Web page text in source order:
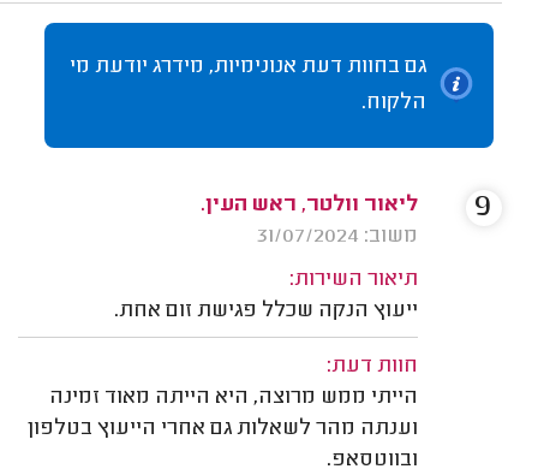
גם בחוות דעת אנונימיות, מידרג יודעת מי
הלקוח.
ליאור וולטר, ראש העין.
משוב: 31/07/2024
תיאור השירות:
ייעוץ הנקה שכלל פגישת זום אחת.
חוות דעת:
הייתי ממש מרוצה, היא הייתה מאוד זמינה
וענתה מהר לשאלות גם אחרי הייעוץ בטלפון
ובווטסאפ.
9